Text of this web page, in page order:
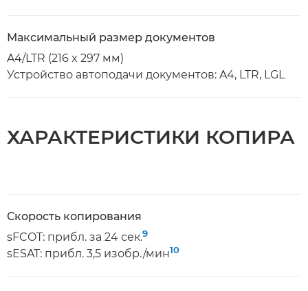
Максимальный размер документов
A4/LTR (216 x 297 мм)
Устройство автоподачи документов: A4, LTR, LGL
ХАРАКТЕРИСТИКИ КОПИРА
Скорость копирования
sFCOT: прибл. за 24 сек.9
sESAT: прибл. 3,5 изобр./мин10